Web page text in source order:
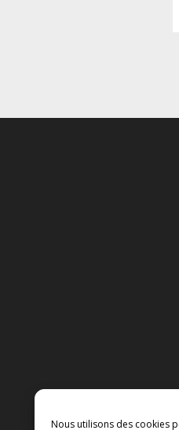
Nous utilisons des cookies